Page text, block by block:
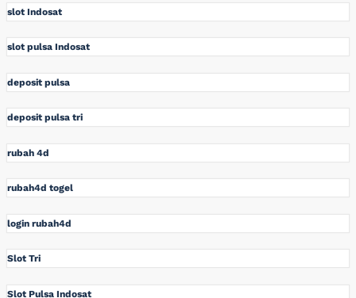
slot Indosat
slot pulsa Indosat
deposit pulsa
deposit pulsa tri
rubah 4d
rubah4d togel
login rubah4d
Slot Tri
Slot Pulsa Indosat